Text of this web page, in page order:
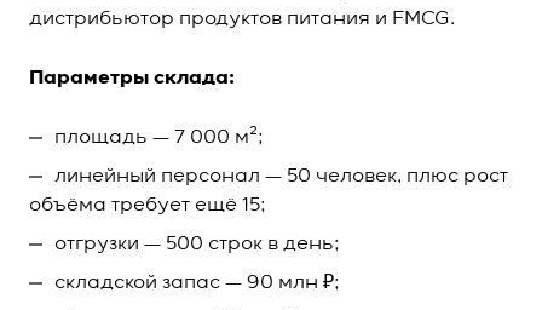
дистрибьютор продуктов питания и FMCG.
Параметры склада:
площадь — 7 000 м²;
линейный персонал — 50 человек, плюс рост
объёма требует ещё 15;
отгрузки — 500 строк в день;
складской запас — 90 млн ₽;